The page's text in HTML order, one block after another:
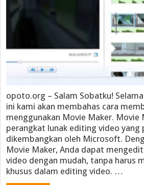
opoto.org – Salam Sobatku!
ini kami akan membahas cara
menggunakan Movie Maker. Movie
perangkat lunak editing video yang
dikembangkan oleh Microsoft.
Movie Maker, Anda dapat
video dengan mudah, tanpa harus
khusus dalam editing video. …